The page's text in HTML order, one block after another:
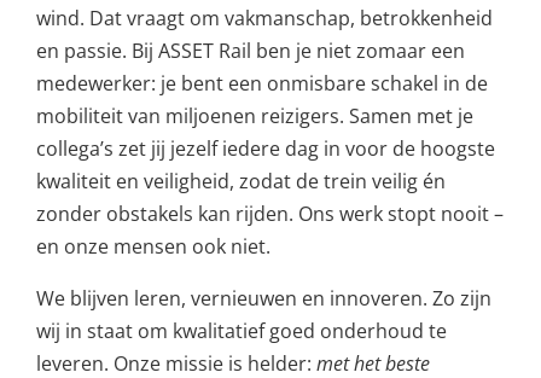
wind. Dat vraagt om vakmanschap, betrokkenheid
en passie. Bij ASSET Rail ben je niet zomaar een
medewerker: je bent een onmisbare schakel in de
mobiliteit van miljoenen reizigers. Samen met je
collega’s zet jij jezelf iedere dag in voor de hoogste
kwaliteit en veiligheid, zodat de trein veilig én
zonder obstakels kan rijden. Ons werk stopt nooit –
en onze mensen ook niet.
We blijven leren, vernieuwen en innoveren. Zo zijn
wij in staat om kwalitatief goed onderhoud te
leveren. Onze missie is helder: met het beste